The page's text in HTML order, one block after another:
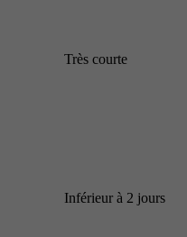
Très courte
Inférieur à 2 jours